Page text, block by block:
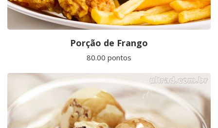
Porção de Frango
80.00 pontos